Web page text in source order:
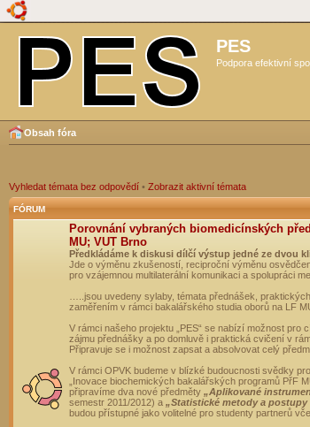
PES
Podpora efektivní
Obsah fóra
Vyhledat témata bez odpovědí • Zobrazit aktivní témata
FÓRUM
Porovnání vybraných biomedicínských
MU; VUT Brno
Předkládáme k diskusi dílčí výstup jedné ze dvou
Jde o výměnu zkušeností, reciproční výměnu
pro vzájemnou multilaterální komunikaci a spolupráci
…..jsou uvedeny sylaby, témata přednášek,
zaměřením v rámci bakalářského studia oborů na LF
V rámci našeho projektu „PES“ se nabízí možnost pro
zájmu přednášky a po domluvě i praktická cvičení v
Připravuje se i možnost zapsat a absolvovat celý
V rámci OPVK budeme v blízké budoucnosti svědky
„Inovace biochemických bakalářských programů PřF
připravíme dva nové předměty „Aplikované
semestr 2011/2012) a „Statistické metody a postupy
budou přístupné jako volitelné pro studenty partnerů